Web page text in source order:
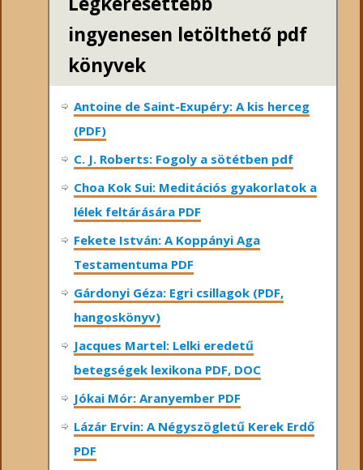
ingyenesen letölthető pdf
könyvek
Antoine de Saint-Exupéry: A kis herceg
(PDF)
C. J. Roberts: Fogoly a sötétben pdf
Choa Kok Sui: Meditációs gyakorlatok a
lélek feltárására PDF
Fekete István: A Koppányi Aga
Testamentuma PDF
Gárdonyi Géza: Egri csillagok (PDF,
hangoskönyv)
Jacques Martel: Lelki eredetű
betegségek lexikona PDF, DOC
Jókai Mór: Aranyember PDF
Lázár Ervin: A Négyszögletű Kerek Erdő
PDF